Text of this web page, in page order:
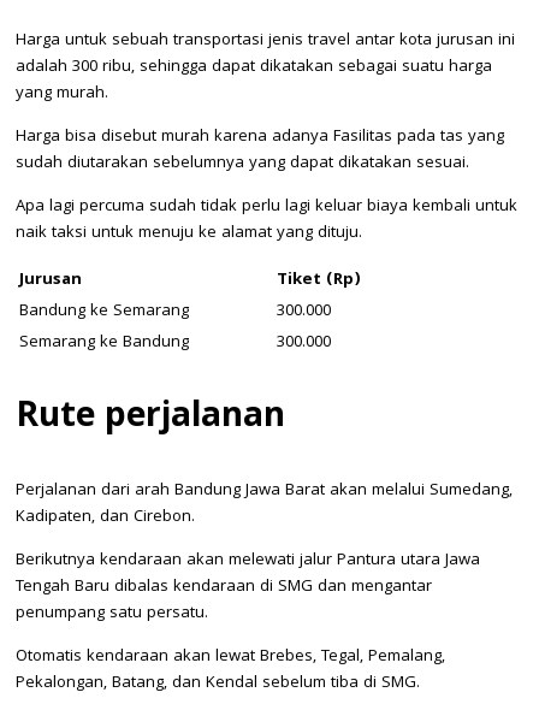
Harga untuk sebuah transportasi jenis travel antar kota jurusan ini
adalah 300 ribu, sehingga dapat dikatakan sebagai suatu harga
yang murah.
Harga bisa disebut murah karena adanya Fasilitas pada tas yang
sudah diutarakan sebelumnya yang dapat dikatakan sesuai.
Apa lagi percuma sudah tidak perlu lagi keluar biaya kembali untuk
naik taksi untuk menuju ke alamat yang dituju.
Jurusan
Tiket (Rp)
Bandung ke Semarang
300.000
Semarang ke Bandung
300.000
Rute perjalanan
Perjalanan dari arah Bandung Jawa Barat akan melalui Sumedang,
Kadipaten, dan Cirebon.
Berikutnya kendaraan akan melewati jalur Pantura utara Jawa
Tengah Baru dibalas kendaraan di SMG dan mengantar
penumpang satu persatu.
Otomatis kendaraan akan lewat Brebes, Tegal, Pemalang,
Pekalongan, Batang, dan Kendal sebelum tiba di SMG.